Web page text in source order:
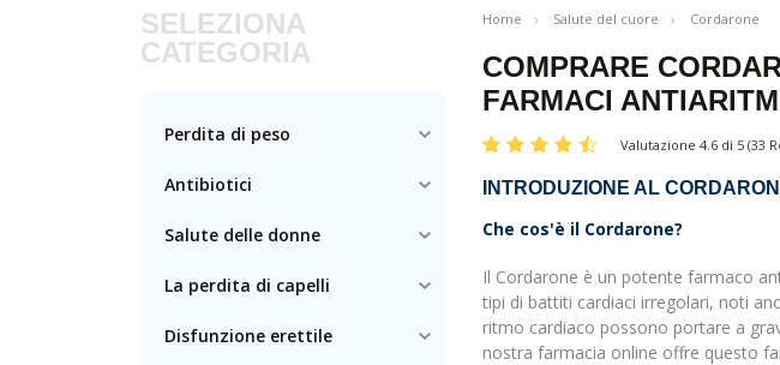
SELEZIONA
CATEGORIA
Perdita di peso
Antibiotici
Salute delle donne
La perdita di capelli
Disfunzione erettile
Home Salute del cuore Cordarone
COMPRARE
FARMACI
Valutazione 4.6 di 5 (33
INTRODUZIONE AL
Che cos'è il Cordarone?
Il Cordarone è un potente farmaco
tipi di battiti cardiaci irregolari, noti
ritmo cardiaco possono portare a
nostra farmacia online offre questo